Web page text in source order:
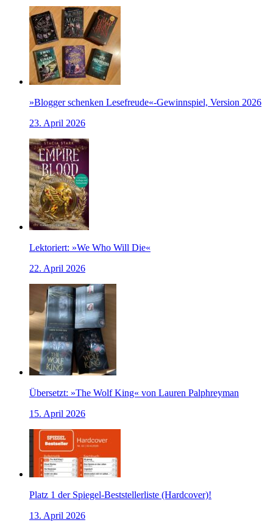
»Blogger schenken Lesefreude«-Gewinnspiel, Version 2026
23. April 2026
Lektoriert: »We Who Will Die«
22. April 2026
Übersetzt: »The Wolf King« von Lauren Palphreyman
15. April 2026
Platz 1 der Spiegel-Beststellerliste (Hardcover)!
13. April 2026